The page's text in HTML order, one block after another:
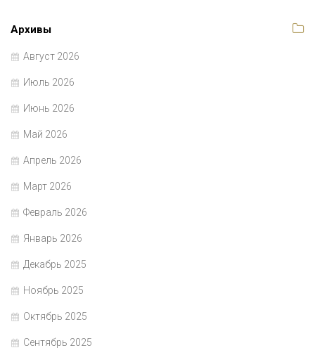
Архивы
Август 2026
Июль 2026
Июнь 2026
Май 2026
Апрель 2026
Март 2026
Февраль 2026
Январь 2026
Декабрь 2025
Ноябрь 2025
Октябрь 2025
Сентябрь 2025